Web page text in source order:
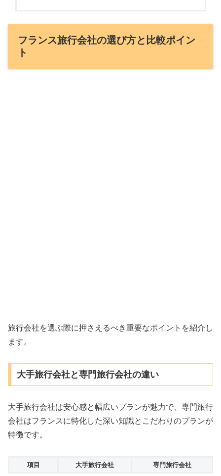
フランス旅行会社の選び方と比較ポイン
ト
旅行会社を選ぶ際に押さえるべき重要なポイントを紹介し
ます。
大手旅行会社と専門旅行会社の違い
大手旅行会社は安心感と幅広いプランが魅力で、専門旅行
会社はフランスに特化した深い知識とこだわりのプランが
特徴です。
項目 大手旅行会社 専門旅行会社